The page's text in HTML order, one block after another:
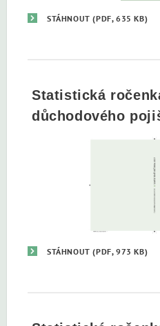
STÁHNOUT(PDF, 635 KB)
Statistická
důchodového
STÁHNOUT(PDF, 973 KB)